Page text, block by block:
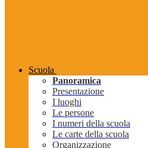
Scuola
Panoramica
Presentazione
I luoghi
Le persone
I numeri della scuola
Le carte della scuola
Organizzazione